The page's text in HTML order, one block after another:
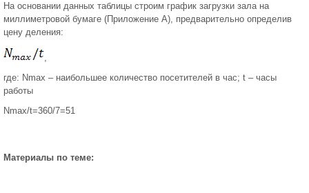
На основании данных таблицы строим график загрузки зала на
миллиметровой бумаге (Приложение А), предварительно определив
цену деления:
,
где: Nmax – наибольшее количество посетителей в час; t – часы
работы
Nmax/t=360/7=51
Материалы по теме: